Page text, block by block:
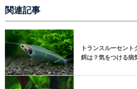
関連記事
トランスルーセント
餌は？気をつける病